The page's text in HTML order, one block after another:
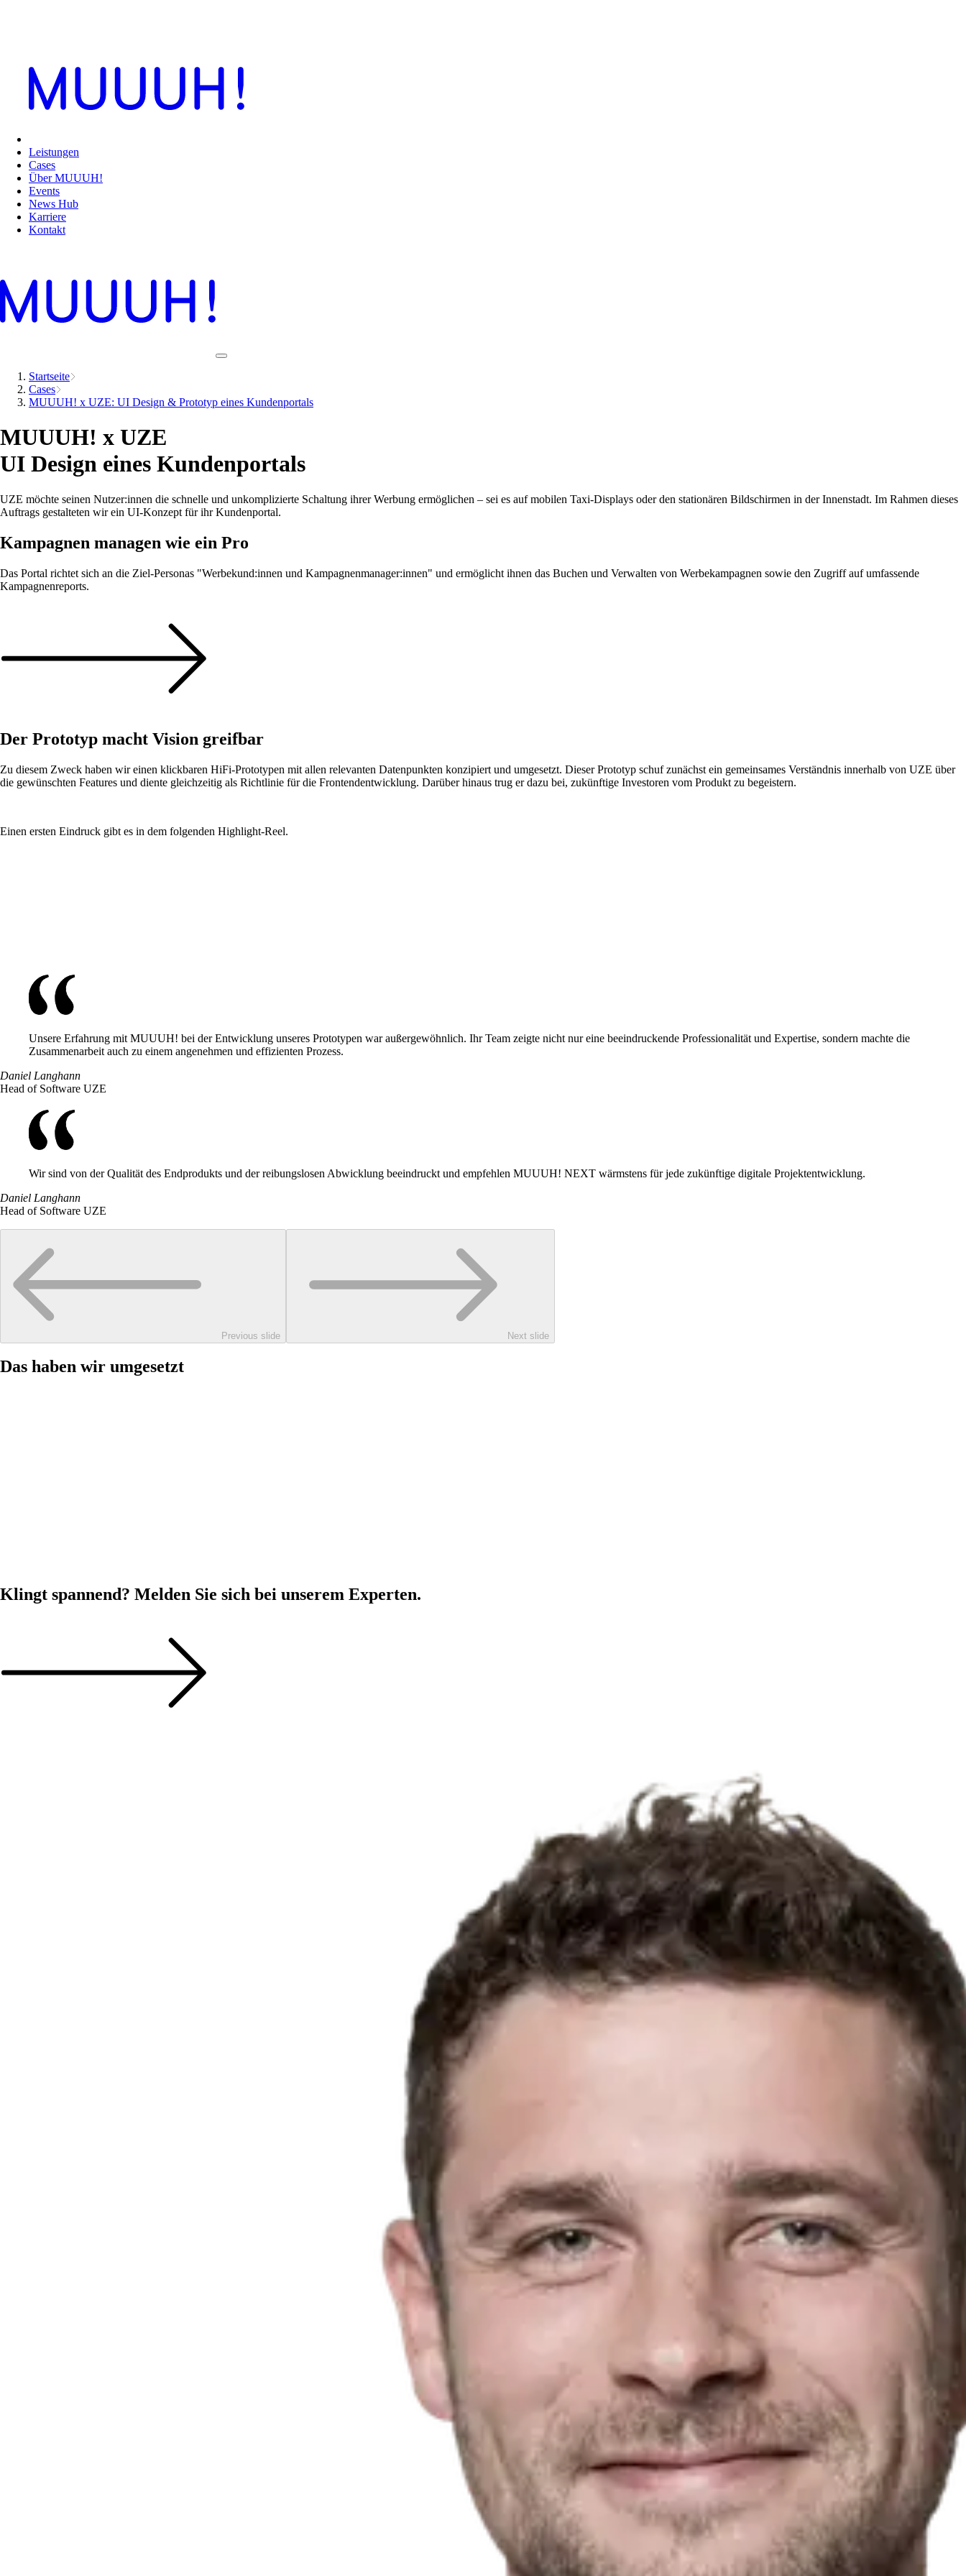
Leistungen
Cases
Über MUUUH!
Events
News Hub
Karriere
Kontakt
Startseite
Cases
MUUUH! x UZE: UI Design & Prototyp eines Kundenportals
MUUUH! x UZE
UI Design eines Kundenportals
UZE möchte seinen Nutzer:innen die schnelle und unkomplizierte Schaltung ihrer Werbung ermöglichen – sei es auf mobilen Taxi-Displays oder den stationären Bildschirmen in der Innenstadt. Im Rahmen dieses
Auftrags gestalteten wir ein UI-Konzept für ihr Kundenportal.
Kampagnen managen wie ein Pro
Das Portal richtet sich an die Ziel-Personas "Werbekund:innen und Kampagnenmanager:innen" und ermöglicht ihnen das Buchen und Verwalten von Werbekampagnen sowie den Zugriff auf umfassende
Kampagnenreports.
Der Prototyp macht Vision greifbar
Zu diesem Zweck haben wir einen klickbaren HiFi-Prototypen mit allen relevanten Datenpunkten konzipiert und umgesetzt. Dieser Prototyp schuf zunächst ein gemeinsames Verständnis innerhalb von UZE über
die gewünschten Features und diente gleichzeitig als Richtlinie für die Frontendentwicklung. Darüber hinaus trug er dazu bei, zukünftige Investoren vom Produkt zu begeistern.
Einen ersten Eindruck gibt es in dem folgenden Highlight-Reel.
Unsere Erfahrung mit MUUUH! bei der Entwicklung unseres Prototypen war außergewöhnlich. Ihr Team zeigte nicht nur eine beeindruckende Professionalität und Expertise, sondern machte die
Zusammenarbeit auch zu einem angenehmen und effizienten Prozess.
Daniel Langhann
Head of Software UZE
Wir sind von der Qualität des Endprodukts und der reibungslosen Abwicklung beeindruckt und empfehlen MUUUH! NEXT wärmstens für jede zukünftige digitale Projektentwicklung.
Daniel Langhann
Head of Software UZE
Previous slide Next slide
Das haben wir umgesetzt
Klingt spannend? Melden Sie sich bei unserem Experten.